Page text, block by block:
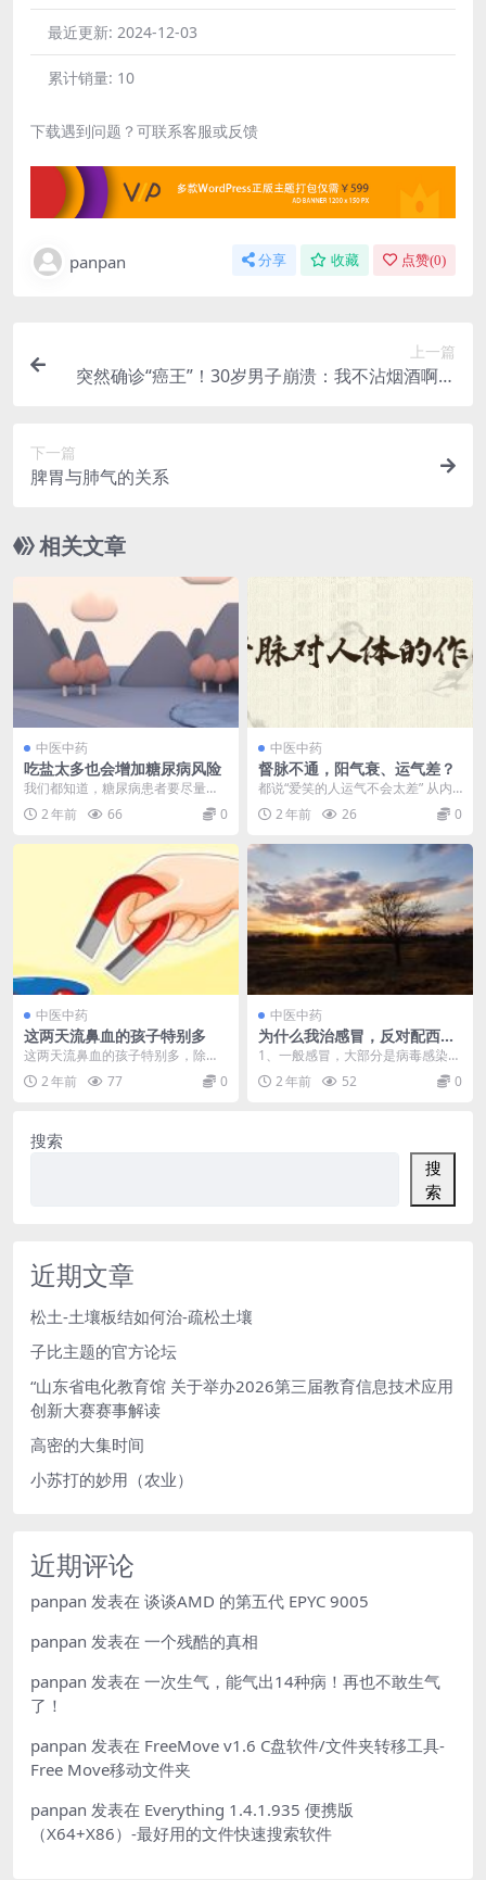
最近更新: 2024-12-03
累计销量: 10
下载遇到问题？可联系客服或反馈
panpan 分享 收藏 点赞(0)
上一篇
突然确诊“癌王”！30岁男子崩溃：我不沾烟酒啊！
下一篇
脾胃与肺气的关系
相关文章
中医中药
吃盐太多也会增加糖尿病风险
我们都知道，糖尿病患者要尽量少
吃糖，否则会加重胰腺的负担，导
致病情加重。 但是欧...
2 年前 66 0
中医中药
督脉不通，阳气衰、运气差？
都说“爱笑的人运气不会太差” 从内
经角度来看是有道理的 爱笑的人能
量满满 整天生...
2 年前 26 0
中医中药
这两天流鼻血的孩子特别多
这两天流鼻血的孩子特别多，除了
天气干燥，孩子鼻子痒自己抠的之
外，另简述几种常见现...
2 年前 77 0
中医中药
为什么我治感冒，反对配西
药？
1、一般感冒，大部分是病毒感染，
西药无效。 2、配西药起反作用：
感冒后为什么发...
2 年前 52 0
搜索
搜
索
近期文章
松土-土壤板结如何治-疏松土壤
子比主题的官方论坛
“山东省电化教育馆 关于举办2026第三届教育信息技术应用
创新大赛赛事解读
高密的大集时间
小苏打的妙用（农业）
近期评论
panpan 发表在 谈谈AMD 的第五代 EPYC 9005
panpan 发表在 一个残酷的真相
panpan 发表在 一次生气，能气出14种病！再也不敢生气
了！
panpan 发表在 FreeMove v1.6 C盘软件/文件夹转移工具-
Free Move移动文件夹
panpan 发表在 Everything 1.4.1.935 便携版
（X64+X86）-最好用的文件快速搜索软件